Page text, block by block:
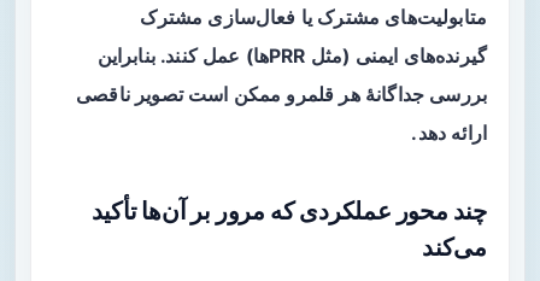
متابولیت‌های مشترک یا فعال‌سازی مشترک
گیرنده‌های ایمنی (مثل PRRها) عمل کنند. بنابراین
بررسی جداگانهٔ هر قلمرو ممکن است تصویر ناقصی
ارائه دهد.
چند محور عملکردی که مرور بر آن‌ها تأکید
می‌کند